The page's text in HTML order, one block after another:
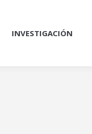
INVESTIGACIÓN